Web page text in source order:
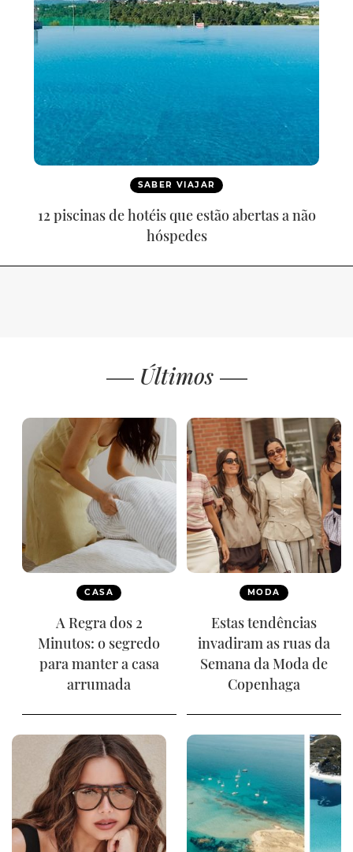
SABER VIAJAR
12 piscinas de hotéis que estão abertas a não
hóspedes
Últimos
CASA
A Regra dos 2
Minutos: o segredo
para manter a casa
arrumada
MODA
Estas tendências
invadiram as ruas da
Semana da Moda de
Copenhaga